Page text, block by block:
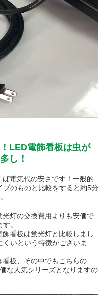
LED電飾看板は虫が
し！
電気代の安さです！一般的
プのものと比較をすると約5分
光灯の交換費用よりも安価で
。
看板は蛍光灯と比較しまし
いという特徴がございま
看板、その中でもこちらの
な人気シリーズとなりますの